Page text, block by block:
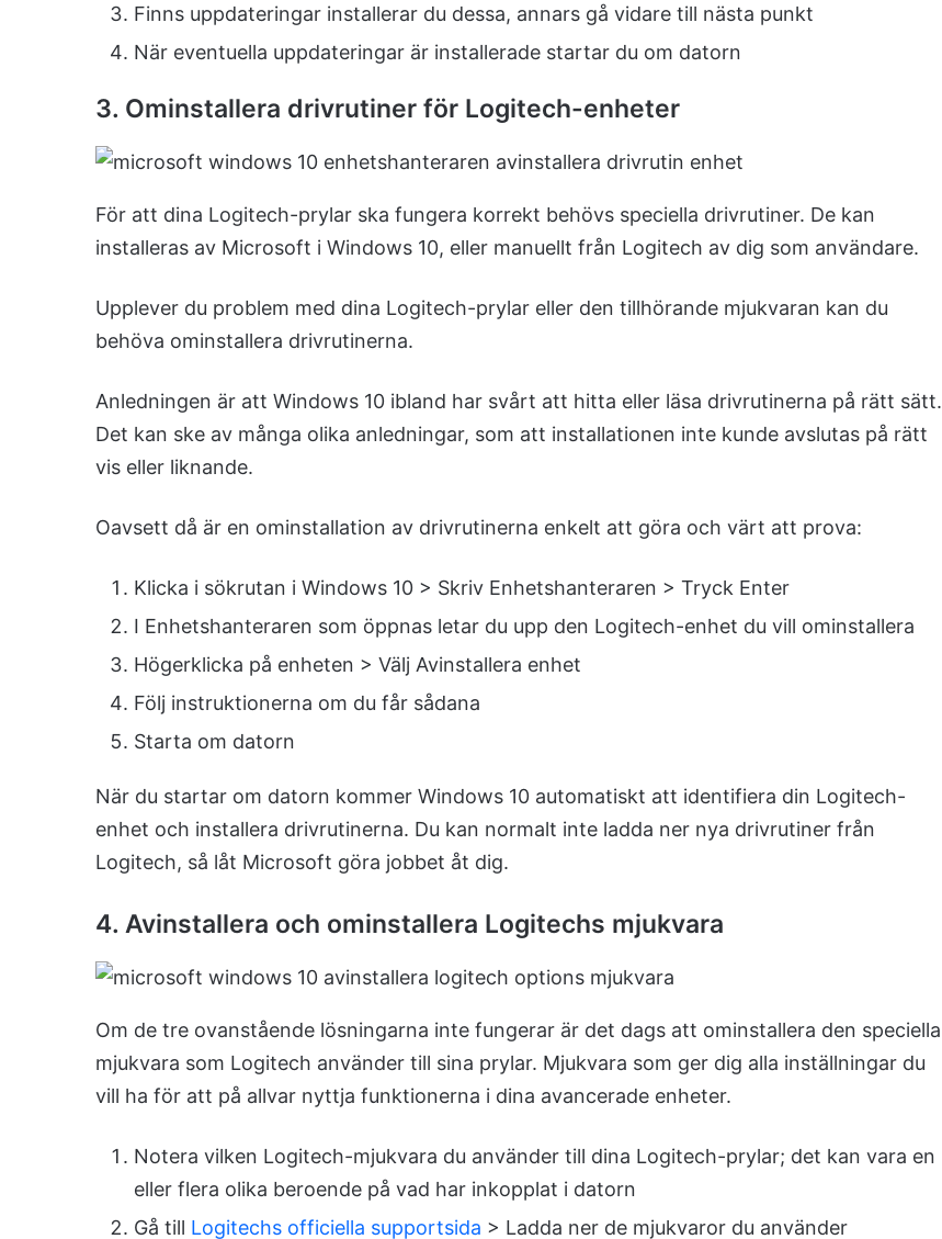
Finns uppdateringar installerar du dessa, annars gå vidare till nästa punkt
När eventuella uppdateringar är installerade startar du om datorn
3. Ominstallera drivrutiner för Logitech-enheter
För att dina Logitech-prylar ska fungera korrekt behövs speciella drivrutiner. De kan
installeras av Microsoft i Windows 10, eller manuellt från Logitech av dig som användare.
Upplever du problem med dina Logitech-prylar eller den tillhörande mjukvaran kan du
behöva ominstallera drivrutinerna.
Anledningen är att Windows 10 ibland har svårt att hitta eller läsa drivrutinerna på rätt sätt.
Det kan ske av många olika anledningar, som att installationen inte kunde avslutas på rätt
vis eller liknande.
Oavsett då är en ominstallation av drivrutinerna enkelt att göra och värt att prova:
Klicka i sökrutan i Windows 10 > Skriv Enhetshanteraren > Tryck Enter
I Enhetshanteraren som öppnas letar du upp den Logitech-enhet du vill ominstallera
Högerklicka på enheten > Välj Avinstallera enhet
Följ instruktionerna om du får sådana
Starta om datorn
När du startar om datorn kommer Windows 10 automatiskt att identifiera din Logitech-
enhet och installera drivrutinerna. Du kan normalt inte ladda ner nya drivrutiner från
Logitech, så låt Microsoft göra jobbet åt dig.
4. Avinstallera och ominstallera Logitechs mjukvara
Om de tre ovanstående lösningarna inte fungerar är det dags att ominstallera den speciella
mjukvara som Logitech använder till sina prylar. Mjukvara som ger dig alla inställningar du
vill ha för att på allvar nyttja funktionerna i dina avancerade enheter.
Notera vilken Logitech-mjukvara du använder till dina Logitech-prylar; det kan vara en
eller flera olika beroende på vad har inkopplat i datorn
Gå till Logitechs officiella supportsida > Ladda ner de mjukvaror du använder